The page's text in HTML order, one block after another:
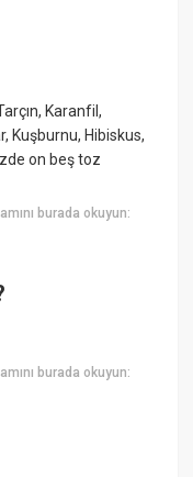
Karanfil,
Kuşburnu, Hibiskus,
on beş toz
burada okuyun:
burada okuyun: